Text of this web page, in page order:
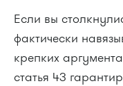
Если вы
фактически
крепких
статья 43